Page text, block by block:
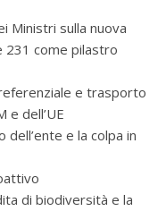
Ministri sulla nuova
231 come pilastro
e trasporto
e dell’UE
dell’ente e la colpa in
di biodiversità e la